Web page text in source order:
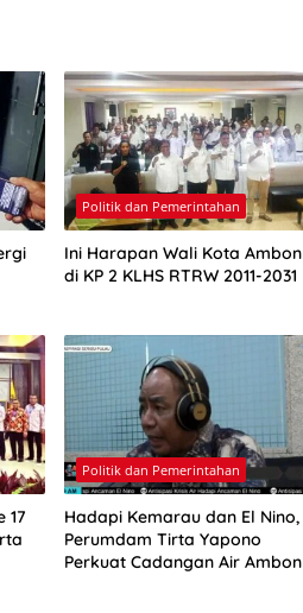
Politik dan Pemerintahan
Ini Harapan Wali Kota Ambon
di KP 2 KLHS RTRW 2011-2031
17
Politik dan Pemerintahan
Hadapi Kemarau dan El Nino,
Perumdam Tirta Yapono
Perkuat Cadangan Air Ambon